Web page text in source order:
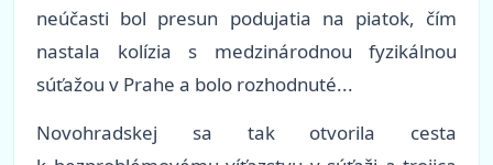
neúčasti bol presun podujatia na piatok, čím
nastala kolízia s medzinárodnou fyzikálnou
súťažou v Prahe a bolo rozhodnuté...
Novohradskej sa tak otvorila cesta